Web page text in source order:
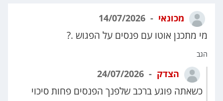
מכונאי
מי מתכנן אוטו עם פנסים על הפגוש .?
הגב
הצדק
כשאתה פוגע ברכב שלפנך הפנסים פחות סיכוי